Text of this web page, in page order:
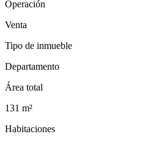
Operación
Venta
Tipo de inmueble
Departamento
Área total
131 m²
Habitaciones